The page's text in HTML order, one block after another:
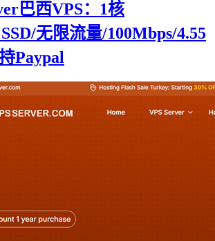
巴西VPS：1核
无限流量/100Mbps/4.55
Paypal